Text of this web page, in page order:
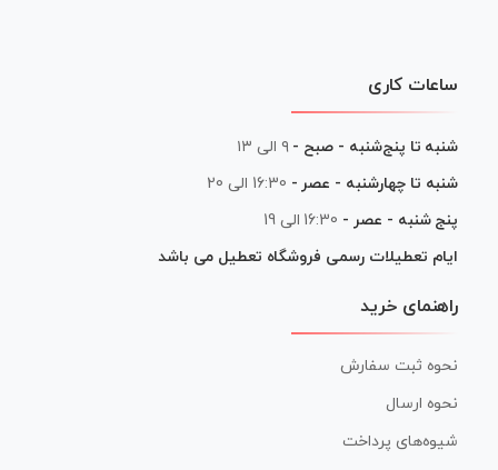
ساعات کاری
شنبه تا پنج‌شنبه - صبح - ۹ الی ۱۳
شنبه تا چهارشنبه - عصر - 16:30 الی 20
پنج شنبه - عصر - 16:30 الی 19
ایام تعطیلات رسمی فروشگاه تعطیل می باشد
راهنمای خرید
نحوه ثبت سفارش
نحوه ارسال
شیوه‌های پرداخت